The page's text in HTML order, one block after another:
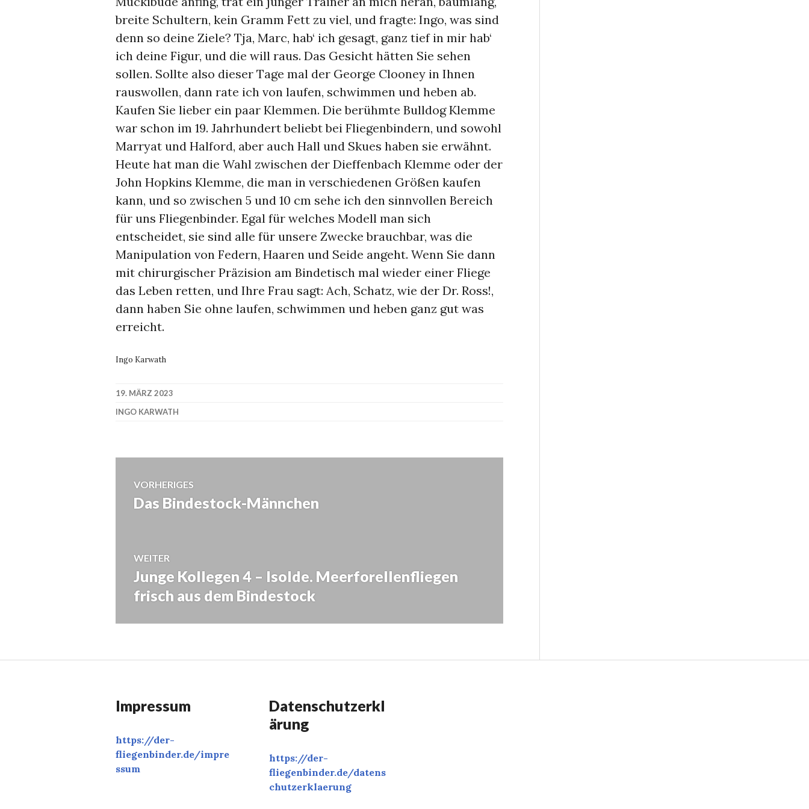
breite Schultern, kein Gramm Fett zu viel, und fragte: Ingo, was sind
denn so deine Ziele? Tja, Marc, hab‘ ich gesagt, ganz tief in mir hab‘
ich deine Figur, und die will raus. Das Gesicht hätten Sie sehen
sollen. Sollte also dieser Tage mal der George Clooney in Ihnen
rauswollen, dann rate ich von laufen, schwimmen und heben ab.
Kaufen Sie lieber ein paar Klemmen. Die berühmte Bulldog Klemme
war schon im 19. Jahrhundert beliebt bei Fliegenbindern, und sowohl
Marryat und Halford, aber auch Hall und Skues haben sie erwähnt.
Heute hat man die Wahl zwischen der Dieffenbach Klemme oder der
John Hopkins Klemme, die man in verschiedenen Größen kaufen
kann, und so zwischen 5 und 10 cm sehe ich den sinnvollen Bereich
für uns Fliegenbinder. Egal für welches Modell man sich
entscheidet, sie sind alle für unsere Zwecke brauchbar, was die
Manipulation von Federn, Haaren und Seide angeht. Wenn Sie dann
mit chirurgischer Präzision am Bindetisch mal wieder einer Fliege
das Leben retten, und Ihre Frau sagt: Ach, Schatz, wie der Dr. Ross!,
dann haben Sie ohne laufen, schwimmen und heben ganz gut was
erreicht.
Ingo Karwath
19. MÄRZ 2023
INGO KARWATH
Beitragsnavigation
VORHERIGES
Vorheriger
Das Bindestock-Männchen
WEITER
Nächster
Beitrag:
Junge Kollegen 4 – Isolde. Meerforellenfliegen
frisch aus dem Bindestock
Impressum
https://der-
fliegenbinder.de/impre
ssum
Datenschutzerkl
ärung
https://der-
fliegenbinder.de/datens
chutzerklaerung